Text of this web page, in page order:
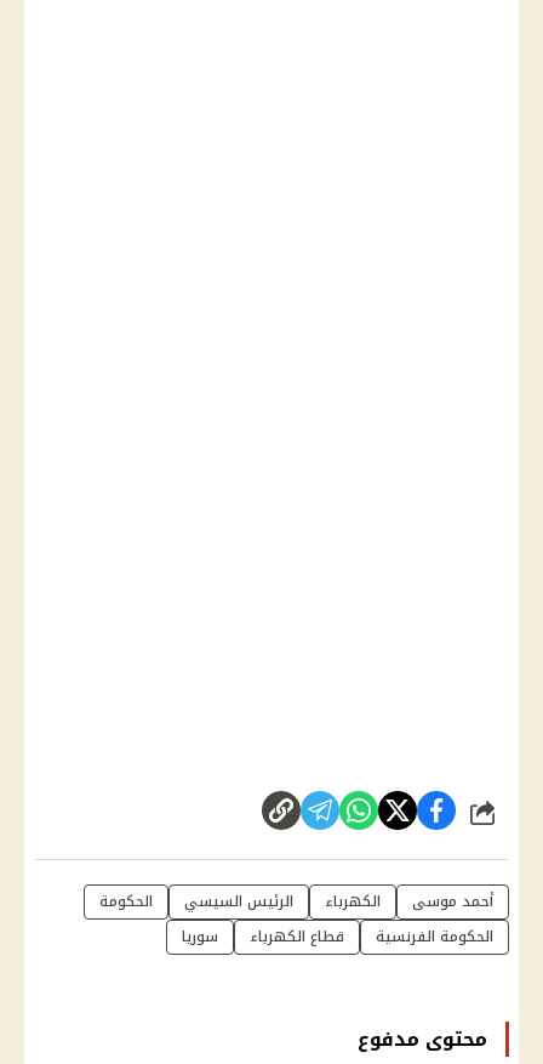
شارك
أحمد موسى الكهرباء الرئيس السيسي
الحكومة
الحكومة الفرنسية
قطاع الكهرباء سوريا
محتوى مدفوع